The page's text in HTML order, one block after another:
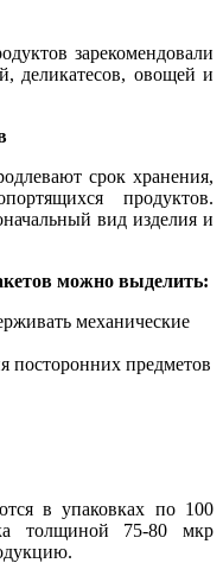
зарекомендовали
деликатесов, овощей и
срок хранения,
продуктов.
вид изделия и
можно выделить:
механические
посторонних предметов
в упаковках по 100
толщиной 75-80 мкр